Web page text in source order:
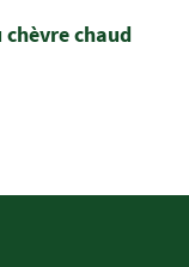
chaud